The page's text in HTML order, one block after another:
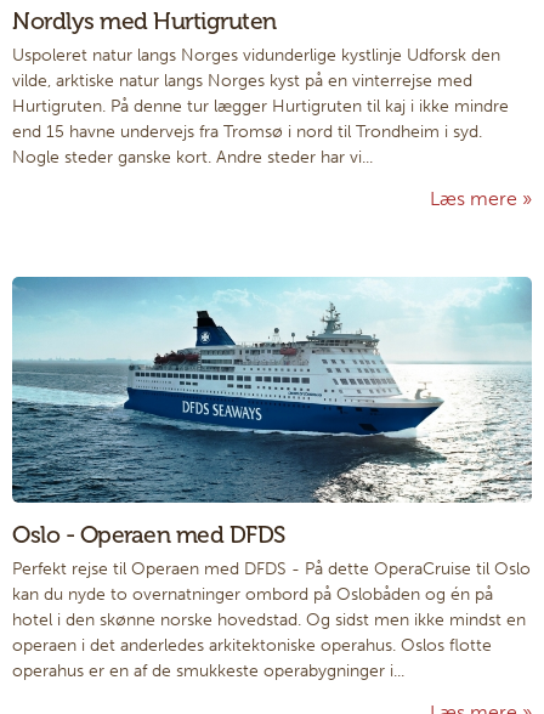
Nordlys med Hurtigruten
Uspoleret natur langs Norges vidunderlige kystlinje Udforsk den
vilde, arktiske natur langs Norges kyst på en vinterrejse med
Hurtigruten. På denne tur lægger Hurtigruten til kaj i ikke mindre
end 15 havne undervejs fra Tromsø i nord til Trondheim i syd.
Nogle steder ganske kort. Andre steder har vi...
Læs mere
Oslo - Operaen med DFDS
Perfekt rejse til Operaen med DFDS - På dette OperaCruise til Oslo
kan du nyde to overnatninger ombord på Oslobåden og én på
hotel i den skønne norske hovedstad. Og sidst men ikke mindst en
operaen i det anderledes arkitektoniske operahus. Oslos flotte
operahus er en af de smukkeste operabygninger i...